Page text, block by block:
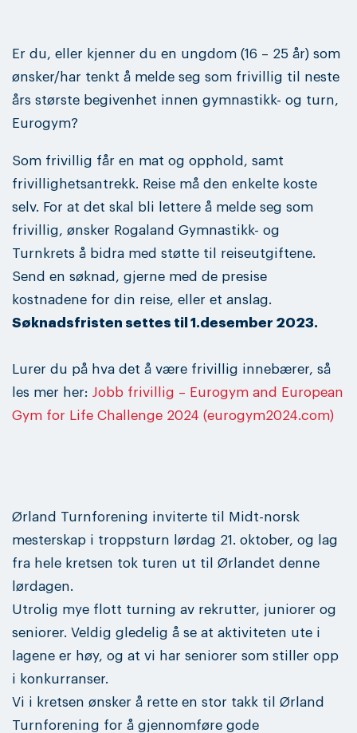
Er du, eller kjenner du en ungdom (16 – 25 år) som
ønsker/har tenkt å melde seg som frivillig til neste
års største begivenhet innen gymnastikk- og turn,
Eurogym?
Som frivillig får en mat og opphold, samt
frivillighetsantrekk. Reise må den enkelte koste
selv. For at det skal bli lettere å melde seg som
frivillig, ønsker Rogaland Gymnastikk- og
Turnkrets å bidra med støtte til reiseutgiftene.
Send en søknad, gjerne med de presise
kostnadene for din reise, eller et anslag.
Søknadsfristen settes til 1.desember 2023.
Lurer du på hva det å være frivillig innebærer, så
les mer her: Jobb frivillig – Eurogym and European
Gym for Life Challenge 2024 (eurogym2024.com)
Ørland Turnforening inviterte til Midt-norsk
mesterskap i troppsturn lørdag 21. oktober, og lag
fra hele kretsen tok turen ut til Ørlandet denne
lørdagen.
Utrolig mye flott turning av rekrutter, juniorer og
seniorer. Veldig gledelig å se at aktiviteten ute i
lagene er høy, og at vi har seniorer som stiller opp
i konkurranser.
Vi i kretsen ønsker å rette en stor takk til Ørland
Turnforening for å gjennomføre gode